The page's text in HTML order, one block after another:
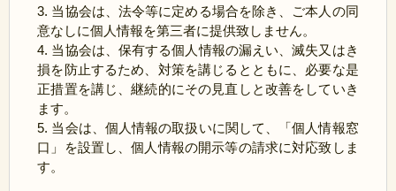
3. 当協会は、法令等に定める場合を除き、ご本人の同
意なしに個人情報を第三者に提供致しません。
4. 当協会は、保有する個人情報の漏えい、滅失又はき
損を防止するため、対策を講じるとともに、必要な是
正措置を講じ、継続的にその見直しと改善をしていき
ます。
5. 当会は、個人情報の取扱いに関して、「個人情報窓
口」を設置し、個人情報の開示等の請求に対応致しま
す。